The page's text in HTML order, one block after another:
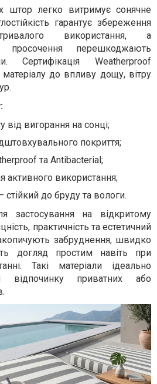
штор легко витримує сонячне
гарантує збереження
використання, а
просочення перешкоджають
Сертифікація Weatherproof
матеріалу до впливу дощу, вітру
від вигорання на сонці;
покриття;
та Antibacterial;
активного використання;
стійкий до бруду та вологи.
застосування на відкритому
практичність та естетичний
забруднення, швидко
догляд простим навіть при
Такі матеріали ідеально
відпочинку приватних або